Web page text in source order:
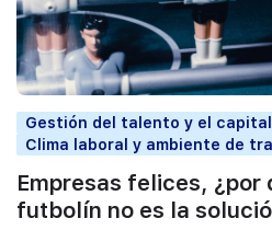
Gestión del talento y el capital
Clima laboral y ambiente de
Empresas felices, ¿por
futbolín no es la